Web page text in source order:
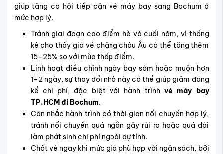
giúp tăng cơ hội tiếp cận vé máy bay sang Bochum ở
mức hợp lý.
Tránh giai đoạn cao điểm hè và cuối năm, vì thống
kê cho thấy giá vé chặng châu Âu có thể tăng thêm
15–25% so với mùa thấp điểm.
Linh hoạt điều chỉnh ngày bay sớm hoặc muộn hơn
1–2 ngày, sự thay đổi nhỏ này có thể giúp giảm đáng
kể chi phí, đặc biệt với hành trình vé máy bay
TP.HCM đi Bochum.
Cân nhắc hành trình có thời gian nối chuyến hợp lý,
tránh nối chuyến quá ngắn gây rủi ro hoặc quá dài
làm phát sinh chi phí ngoài dự tính.
Chốt vé ngay khi mức giá phù hợp với ngân sách, bởi